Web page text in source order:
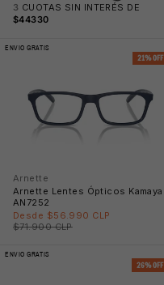
3 CUOTAS SIN INTERÉS DE
$44330
ENVIO GRATIS
21% OFF
Arnette
Arnette Lentes Ópticos Kamaya
AN7252
Precio rebajado
Desde $56.990 CLP
Precio normal
$71.900 CLP
ENVIO GRATIS
26% OFF